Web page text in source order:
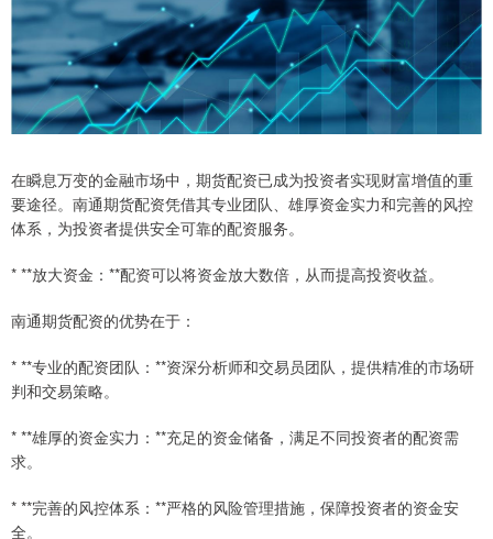
在瞬息万变的金融市场中，期货配资已成为投资者实现财富增值的重
要途径。南通期货配资凭借其专业团队、雄厚资金实力和完善的风控
体系，为投资者提供安全可靠的配资服务。
* **放大资金：**配资可以将资金放大数倍，从而提高投资收益。
南通期货配资的优势在于：
* **专业的配资团队：**资深分析师和交易员团队，提供精准的市场研
判和交易策略。
* **雄厚的资金实力：**充足的资金储备，满足不同投资者的配资需
求。
* **完善的风控体系：**严格的风险管理措施，保障投资者的资金安
全。